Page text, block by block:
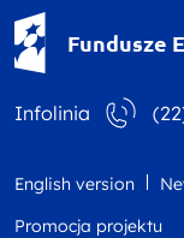
Fundusze
Infolinia
English version
Promocja projektu